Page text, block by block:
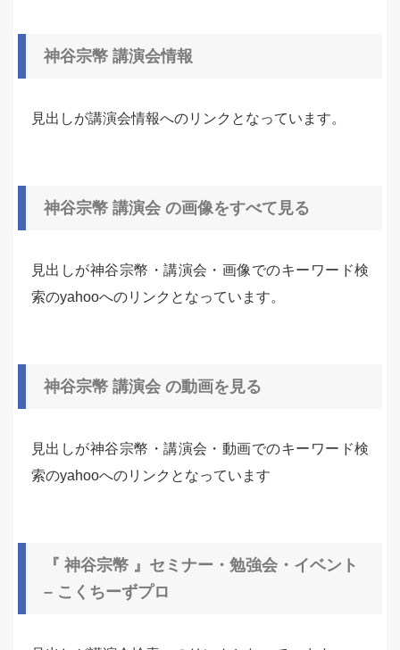
神谷宗幣 講演会情報
見出しが講演会情報へのリンクとなっています。
神谷宗幣 講演会 の画像をすべて見る
見出しが神谷宗幣・講演会・画像でのキーワード検
索のyahooへのリンクとなっています。
神谷宗幣 講演会 の動画を見る
見出しが神谷宗幣・講演会・動画でのキーワード検
索のyahooへのリンクとなっています
『 神谷宗幣 』セミナー・勉強会・イベント
– こくちーずプロ